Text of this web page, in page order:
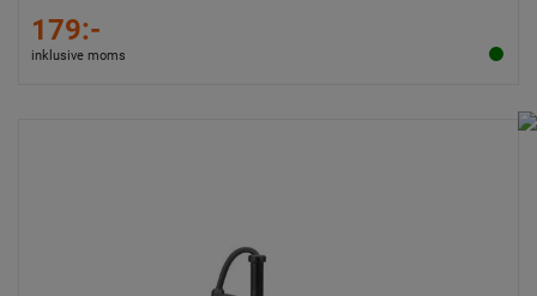
179:-
inklusive moms